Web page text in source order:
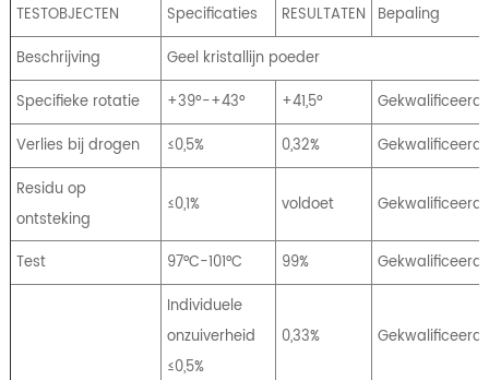
TESTOBJECTEN Specificaties RESULTATEN Bepaling
Beschrijving
Geel kristallijn poeder
Specifieke rotatie
+39º-+43º +41,5º
Gekwalificeerd
Verlies bij drogen
≤0,5% 0,32%
Gekwalificeerd
Residu op
ontsteking
≤0,1% voldoet Gekwalificeerd
Test 97°C-101°C 99% Gekwalificeerd
Individuele
onzuiverheid
≤0,5%
0,33% Gekwalificeerd